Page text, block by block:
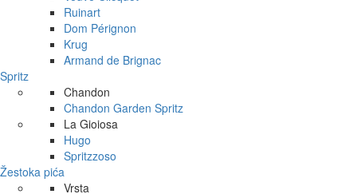
Ruinart
Dom Pérignon
Krug
Armand de Brignac
Spritz
Chandon
Chandon Garden Spritz
La Gioiosa
Hugo
Spritzzoso
Žestoka pića
Vrsta